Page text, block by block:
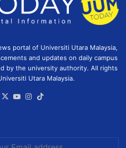
portal of Universiti Utara Malaysia,
and updates on daily campus
by the university authority. All rights
Utara Malaysia.
Facebook
X YouTubeInstagram